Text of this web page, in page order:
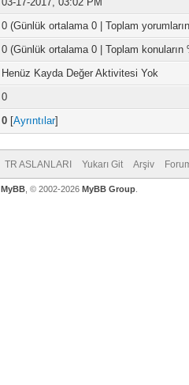
0 (Günlük ortalama 0 | Toplam
0 (Günlük ortalama 0 | Toplam konuların
Henüz Kayda Değer Aktivitesi Yok
0
0 [Ayrıntılar]
TR ASLANLARI Yukarı Git Arşiv
MyBB , © 2002-2026 MyBB Group